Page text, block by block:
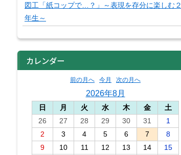
図工「紙コップで…？」～表現を存分に楽しむ２
年生～
カレンダー
前の月へ 今月 次の月へ
2026年8月
日 月 火 水 木 金
土
26
27 28 29 30 31
1
2
3 4 5 6 7
8
9
10 11 12 13 14
15